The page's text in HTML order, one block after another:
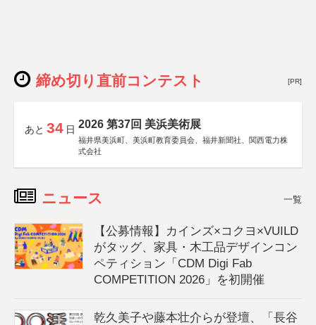
締め切り直前コンテスト [PR]
あと 34 日 2026 第37回 美浜美術展
福井県美浜町、美浜町教育委員会、福井新聞社、関西電力株
式会社
ニュース 一覧
【公募情報】カインズ×コクヨ×VUILD
がタッグ、家具・木工品デザインコン
ペティション「CDM Digi Fab
COMPETITION 2026」を初開催
乾久美子や藤本壮介らが登壇、「長谷